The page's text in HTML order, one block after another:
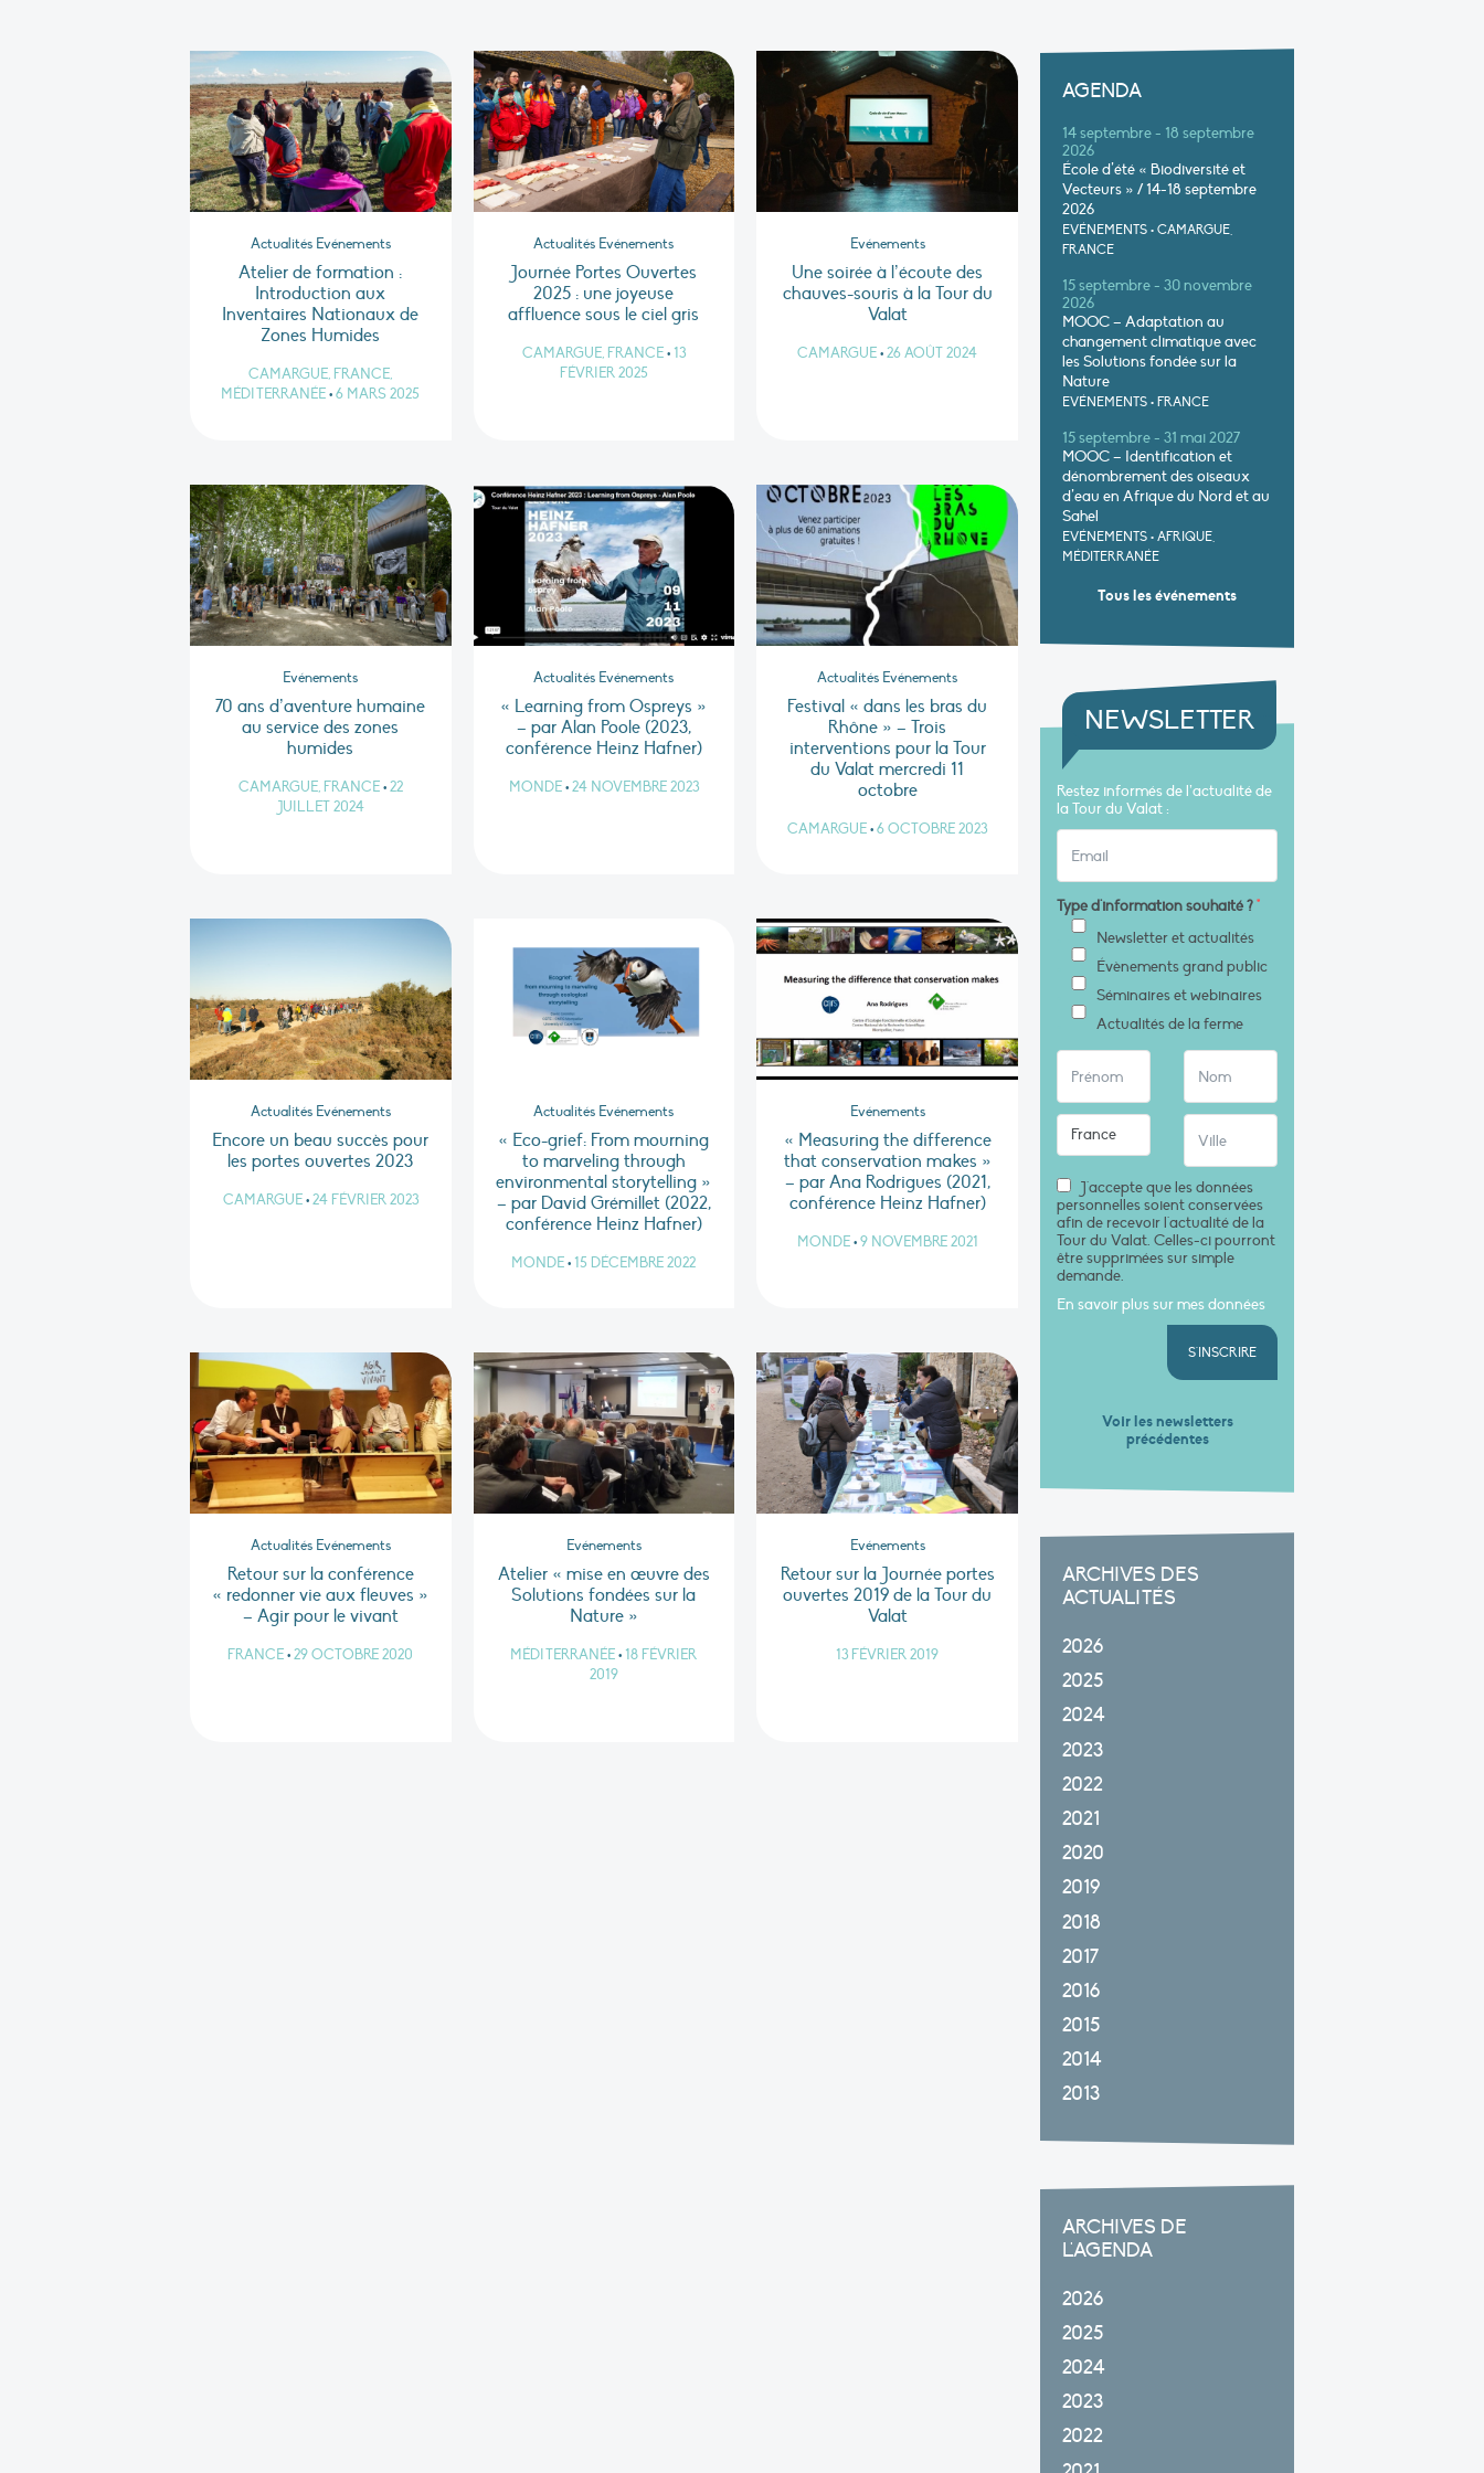
Actualités Evénements
Atelier de formation :
Introduction aux
Inventaires Nationaux de
Zones Humides
CAMARGUE, FRANCE,
MÉDITERRANÉE • 6 MARS 2025
Actualités Evénements
Journée Portes Ouvertes
2025 : une joyeuse
affluence sous le ciel gris
CAMARGUE, FRANCE•13
FÉVRIER 2025
Evénements
Une soirée à l’écoute des
chauves-souris à la Tour du
Valat
CAMARGUE•26 AOÛT 2024
Evénements
70 ans d’aventure humaine
au service des zones
humides
CAMARGUE, FRANCE•22
JUILLET 2024
Actualités Evénements
« Learning from Ospreys »
– par Alan Poole (2023,
conférence Heinz Hafner)
MONDE•24 NOVEMBRE 2023
Actualités Evénements
Festival « dans les bras du
Rhône » – Trois
interventions pour la Tour
du Valat mercredi 11
octobre
CAMARGUE•6 OCTOBRE 2023
Actualités Evénements
Encore un beau succès pour
les portes ouvertes 2023
CAMARGUE•24 FÉVRIER 2023
Actualités Evénements
« Eco-grief: From mourning
to marveling through
environmental storytelling »
– par David Grémillet (2022,
conférence Heinz Hafner)
MONDE • 15 DÉCEMBRE 2022
Evénements
« Measuring the difference
that conservation makes »
– par Ana Rodrigues (2021,
conférence Heinz Hafner)
MONDE • 9 NOVEMBRE 2021
Actualités Evénements
Retour sur la conférence
« redonner vie aux fleuves »
– Agir pour le vivant
FRANCE • 29 OCTOBRE 2020
Evénements
Atelier « mise en œuvre des
Solutions fondées sur la
Nature »
MÉDITERRANÉE • 18 FÉVRIER
2019
Evénements
Retour sur la Journée portes
ouvertes 2019 de la Tour du
Valat
13 FÉVRIER 2019
AGENDA
14 septembre - 18 septembre
2026
École d’été « Biodiversité et
Vecteurs » / 14-18 septembre
2026
EVÉNEMENTS • CAMARGUE,
FRANCE
15 septembre - 30 novembre
2026
MOOC – Adaptation au
changement climatique avec
les Solutions fondée sur la
Nature
EVÉNEMENTS • FRANCE
15 septembre - 31 mai 2027
MOOC – Identification et
dénombrement des oiseaux
d’eau en Afrique du Nord et au
Sahel
EVÉNEMENTS • AFRIQUE,
MÉDITERRANÉE
Tous les événements
NEWSLETTER
Restez informés de l’actualité de
la Tour du Valat :
Type d'information souhaité ?*
Newsletter et actualités
Évènements grand public
Séminaires et webinaires
Actualités de la ferme
J'accepte que les données
personnelles soient conservées
afin de recevoir l'actualité de la
Tour du Valat. Celles-ci pourront
être supprimées sur simple
demande.
En savoir plus sur mes données
S'INSCRIRE
Voir les newsletters
précédentes
ARCHIVES DES
ACTUALITÉS
2026
2025
2024
2023
2022
2021
2020
2019
2018
2017
2016
2015
2014
2013
ARCHIVES DE
L'AGENDA
2026
2025
2024
2023
2022